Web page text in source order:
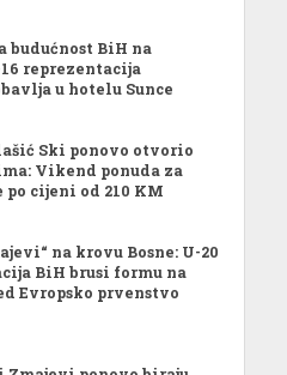
budućnost BiH na
reprezentacija
u hotelu Sunce
Ski ponovo otvorio
Vikend ponuda za
po cijeni od 210 KM
na krovu Bosne: U-20
BiH brusi formu na
Evropsko prvenstvo